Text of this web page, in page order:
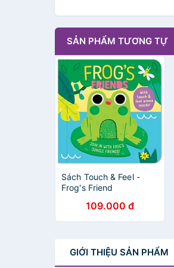
SẢN PHẨM TƯƠNG TỰ
Sách Touch & Feel -
Frog's Friend
109.000 đ
GIỚI THIỆU SẢN PHẨM